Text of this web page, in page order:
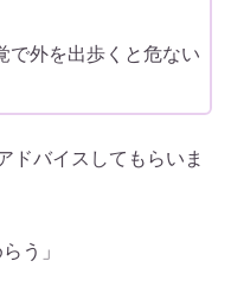
で外を出歩くと危ない
ドバイスしてもらいま
う」